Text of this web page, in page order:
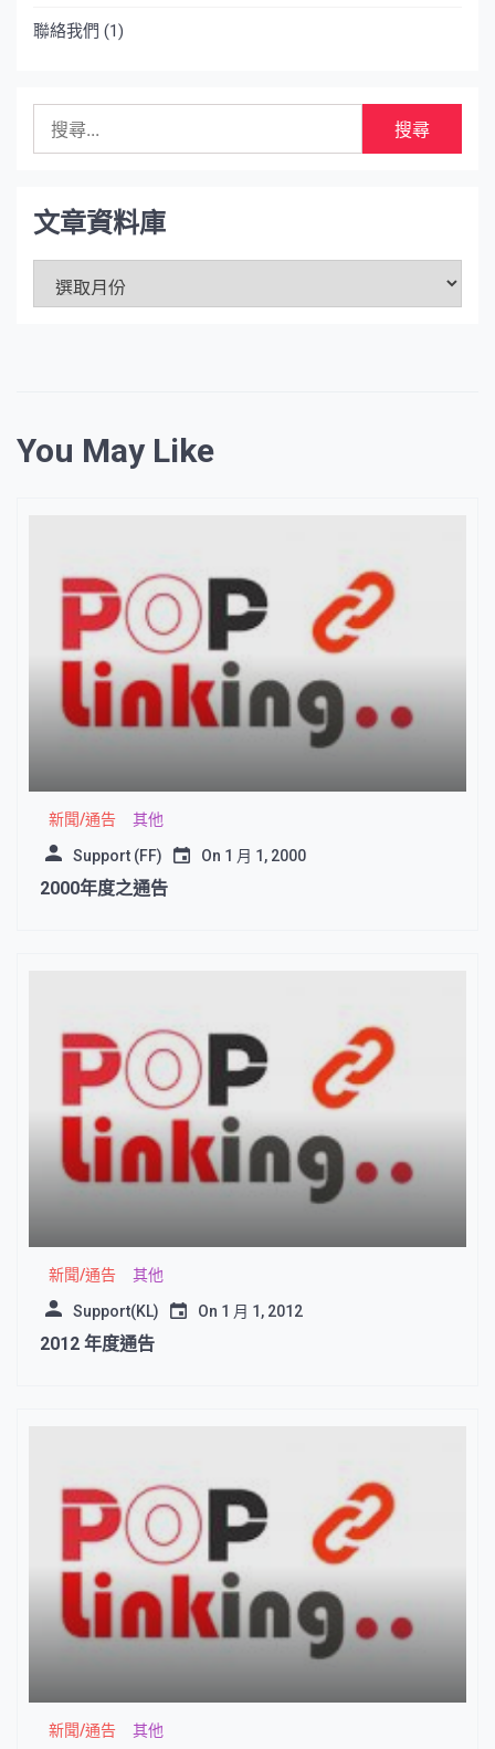
聯絡我們 (1)
字:
文章資料庫
資
You May Like
新聞/通告 其他
Support (FF) On 1 月 1, 2000
2000年度之通告
新聞/通告 其他
Support(KL) On 1 月 1, 2012
2012 年度通告
新聞/通告 其他